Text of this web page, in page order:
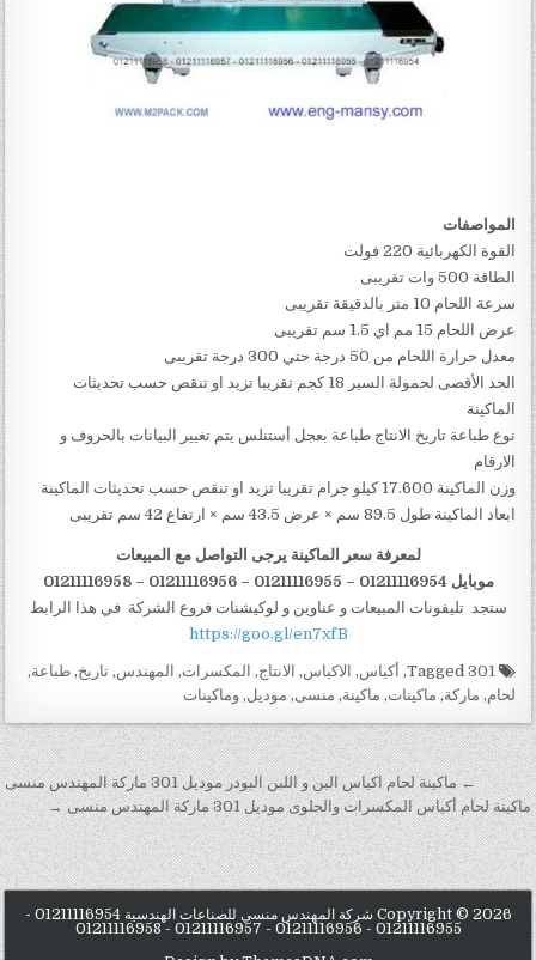
المواصفات
القوة الكهربائية 220 فولت
الطاقة 500 وات تقريبى
سرعة اللحام 10 متر بالدقيقة تقريبى
عرض اللحام 15 مم اي 1.5 سم تقريبى
معدل حرارة اللحام من 50 درجة حتي 300 درجة تقريبى
الحد الأقصى لحمولة السير 18 كجم تقريبا تزيد او تنقص حسب تحديثات
الماكينة
نوع طباعة تاريخ الانتاج طباعة بعجل أستنلس يتم تغيير البيانات بالحروف و
الارقام
وزن الماكينة 17.600 كيلو جرام تقريبا تزيد او تنقص حسب تحديثات الماكينة
ابعاد الماكينة طول 89.5 سم × عرض 43.5 سم × ارتفاع 42 سم تقريبى
لمعرفة سعر الماكينة يرجى التواصل مع المبيعات
موبايل 01211116954 – 01211116955 – 01211116956
–
01211116958
ستجد تليفونات المبيعات و عناوين و لوكيشنات فروع الشركة في هذا الرابط
https://goo.gl/en7xfB
301
, أكياس, الاكياس, الانتاج, المكسرات, المهندس,تاريخ,طباعة,
لحام, ماركة, ماكينات, ماكينة, منسى, موديل,وماكينات
تصفّح المقالات
← ماكينة لحام اكياس البن و اللبن البودر موديل 301 ماركة المهندس منسى
ماكينة لحام أكياس المكسرات والحلوى موديل 301 ماركة المهندس منسى →
Copyright © 2026 شركة المهندس منسي للصناعات الهندسية 01211116954 -
01211116955 - 01211116956 - 01211116957 - 01211116958